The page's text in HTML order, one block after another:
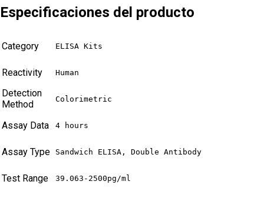
Especificaciones del producto
Category ELISA Kits
Reactivity Human
Detection
Method
Colorimetric
Assay Data 4 hours
Assay Type Sandwich ELISA, Double Antibody
Test Range 39.063-2500pg/ml